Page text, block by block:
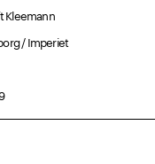
Kleemann
/ Imperiet